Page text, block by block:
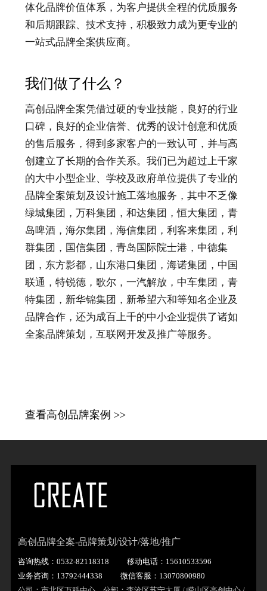
体化品牌价值体系，为客户提供全程的优质服务
和后期跟踪、技术支持，积极致力成为更专业的
一站式品牌全案供应商。
我们做了什么？
高创品牌全案凭借过硬的专业技能，良好的行业
口碑，良好的企业信誉、优秀的设计创意和优质
的售后服务，得到多家客户的一致认可，并与高
创建立了长期的合作关系。我们已为超过上千家
的大中小型企业、学校及政府单位提供了专业的
品牌全案策划及设计施工落地服务，其中不乏像
绿城集团，万科集团，和达集团，恒大集团，青
岛啤酒，海尔集团，海信集团，利客来集团，利
群集团，国信集团，青岛国际院士港，中德集
团，东方影都，山东港口集团，海诺集团，中国
联通，特锐德，歌尔，一汽解放，中车集团，青
特集团，新华锦集团，新希望六和等知名企业及
品牌合作，还为成百上千的中小企业提供了诸如
全案品牌策划，互联网开发及推广等服务。
查看高创品牌案例 >>
高创品牌全案-品牌策划/设计/落地/推广
咨询热线：0532-82118318
移动电话：15610533596
业务咨询：13792444338
微信客服：13070800980